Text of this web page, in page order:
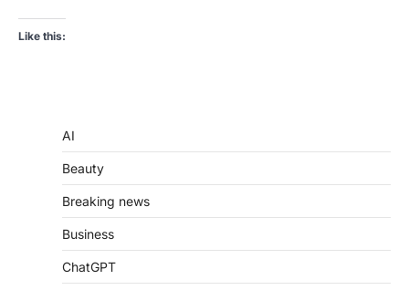
Like this:
AI
Beauty
Breaking news
Business
ChatGPT